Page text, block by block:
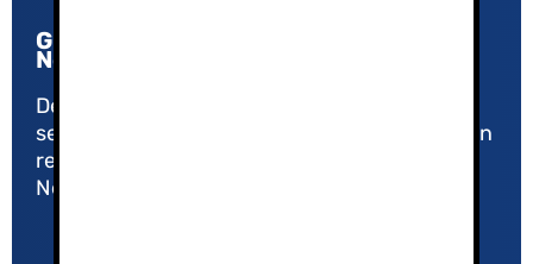
Guías de Montaña y Esquí en Sierra
Nevada
Desde 2005, nuestro compromiso con la
seguridad y la calidad nos ha convertido en un
referente en el Turismo Activo de Sierra
Nevada.